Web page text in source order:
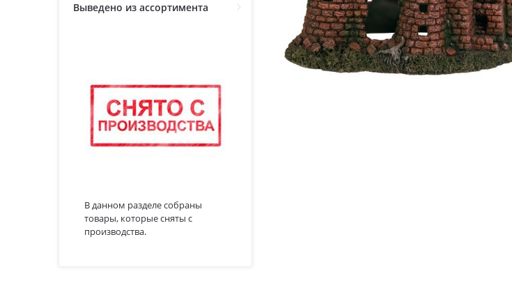
Выведено из ассортимента
В данном разделе собраны
товары, которые сняты с
производства.